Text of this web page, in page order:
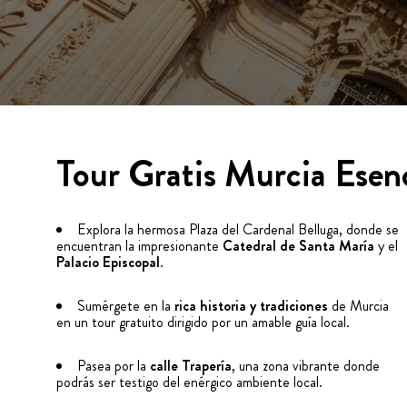
Tour Gratis Murcia
Explora la hermosa Plaza del Cardenal Belluga, donde se
encuentran la impresionante Catedral de Santa María y el
Palacio Episcopal.
Sumérgete en la rica historia y tradiciones de Murcia
en un tour gratuito dirigido por un amable guía local.
Pasea por la calle Trapería, una zona vibrante donde
podrás ser testigo del enérgico ambiente local.